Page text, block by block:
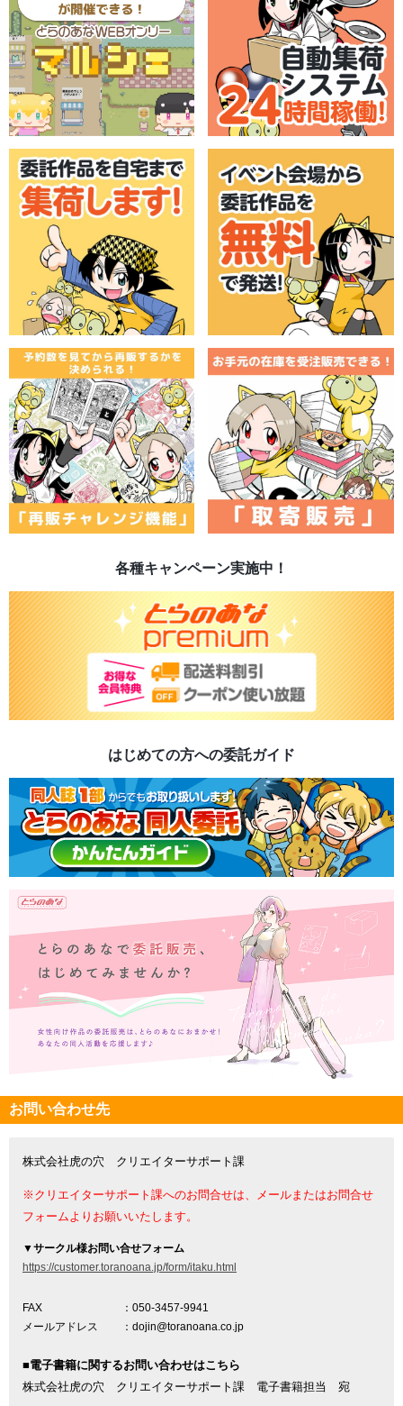
各種キャンペーン実施中！
はじめての方への委託ガイド
お問い合わせ先
株式会社虎の穴 クリエイターサポート課
※クリエイターサポート課へのお問合せは、メールまたはお問合せ
フォームよりお願いいたします。
▼サークル様お問い合せフォーム
https://customer.toranoana.jp/form/itaku.html
FAX
：050-3457-9941
メールアドレス
：dojin@toranoana.co.jp
■電子書籍に関するお問い合わせはこちら
株式会社虎の穴 クリエイターサポート課 電子書籍担当 宛